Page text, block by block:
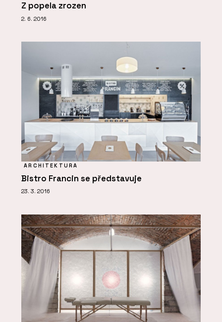
Z popela zrozen
2. 6. 2016
ARCHITEKTURA
Bistro Francin se představuje
23. 3. 2016